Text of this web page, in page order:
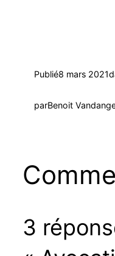
Publié8 mars 2021
parBenoit
3